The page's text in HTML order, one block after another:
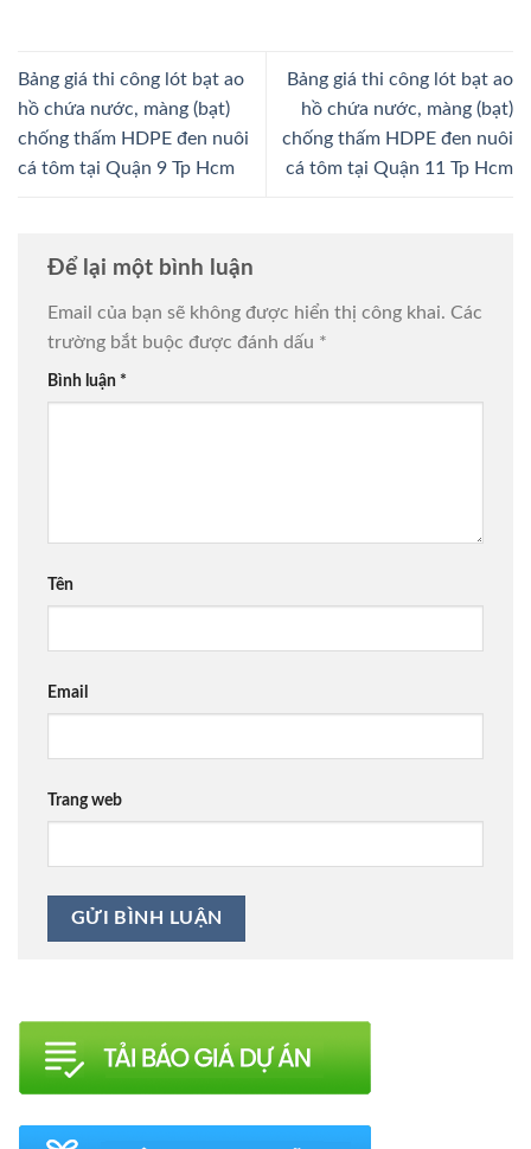
Bảng giá thi công lót bạt ao
hồ chứa nước, màng (bạt)
chống thấm HDPE đen nuôi
cá tôm tại Quận 9 Tp Hcm
Bảng giá thi công lót bạt ao
hồ chứa nước, màng (bạt)
chống thấm HDPE đen nuôi
cá tôm tại Quận 11 Tp Hcm
Để lại một bình luận
Email của bạn sẽ không được hiển thị công khai. Các
trường bắt buộc được đánh dấu *
Bình luận *
Tên
Email
Trang web